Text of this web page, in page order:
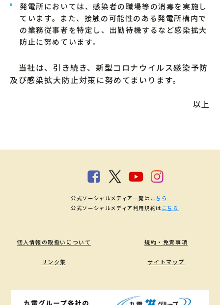
発電所においては、感染者の職場等の消毒を実施し
ています。また、接触の可能性のある発電所構内で
の業務従事者を特定し、出勤待機するなど感染拡大
防止に努めています。
当社は、引き続き、新型コロナウイルス感染予防
及び感染拡大防止対策に努めてまいります。
以上
個人情報の取扱いについて 規約・免責事項
リンク集 サイトマップ
公式ソーシャルメディア一覧は こちら
公式ソーシャルメディア利用規約は こちら